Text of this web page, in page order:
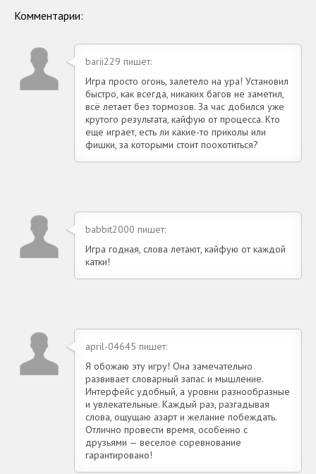
Комментарии:
barii229 пишет:
Игра просто огонь, залетело на ура! Установил
быстро, как всегда, никаких багов не заметил,
всё летает без тормозов. За час добился уже
крутого результата, кайфую от процесса. Кто
еще играет, есть ли какие-то приколы или
фишки, за которыми стоит поохотиться?
babbit2000 пишет:
Игра годная, слова летают, кайфую от каждой
катки!
april-04645 пишет:
Я обожаю эту игру! Она замечательно
развивает словарный запас и мышление.
Интерфейс удобный, а уровни разнообразные
и увлекательные. Каждый раз, разгадывая
слова, ощущаю азарт и желание побеждать.
Отлично провести время, особенно с
друзьями — веселое соревнование
гарантировано!